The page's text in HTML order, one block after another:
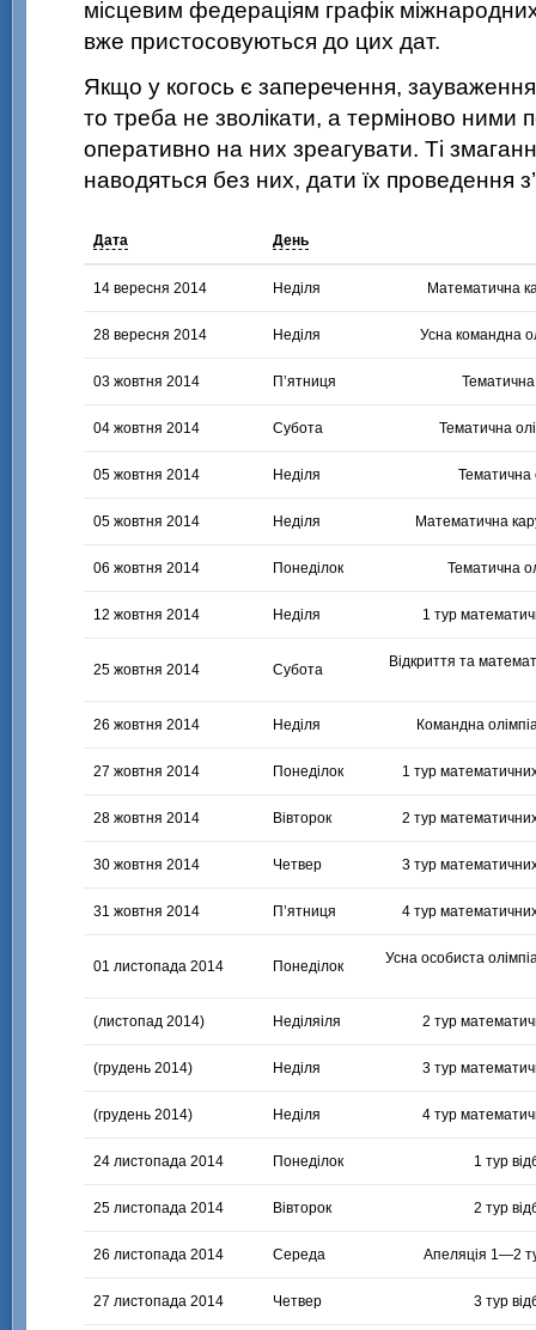
місцевим федераціям графік
вже пристосовуються до цих дат.
Якщо у когось є заперечення, зауваження
то треба не зволікати, а терміново
оперативно на них зреагувати. Ті
наводяться без них, дати їх проведення
Дата День
14 вересня 2014 Неділя Математична
28 вересня 2014 Неділя Усна командна
03 жовтня 2014 П’ятниця Тематична
04 жовтня 2014 Субота Тематична
05 жовтня 2014 Неділя Тематична
05 жовтня 2014 Неділя Математична
06 жовтня 2014 Понеділок Тематична
12 жовтня 2014 Неділя 1 тур
25 жовтня 2014 Субота Відкриття та
26 жовтня 2014 Неділя Командна
27 жовтня 2014 Понеділок 1 тур
28 жовтня 2014 Вівторок 2 тур
30 жовтня 2014 Четвер 3 тур
31 жовтня 2014 П’ятниця 4 тур
01 листопада 2014 Понеділок Усна особиста
(листопад 2014) Неділяіля 2 тур
(грудень 2014) Неділя 3 тур
(грудень 2014) Неділя 4 тур
24 листопада 2014 Понеділок 1 тур
25 листопада 2014 Вівторок 2 тур
26 листопада 2014 Середа Апеляція 1—2
27 листопада 2014 Четвер 3 тур